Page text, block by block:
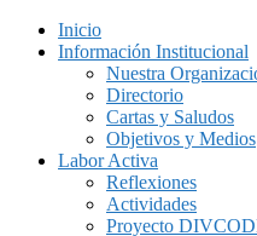
Inicio
Información Institucional
Nuestra
Directorio
Cartas y Saludos
Objetivos y Medios
Labor Activa
Reflexiones
Actividades
Proyecto